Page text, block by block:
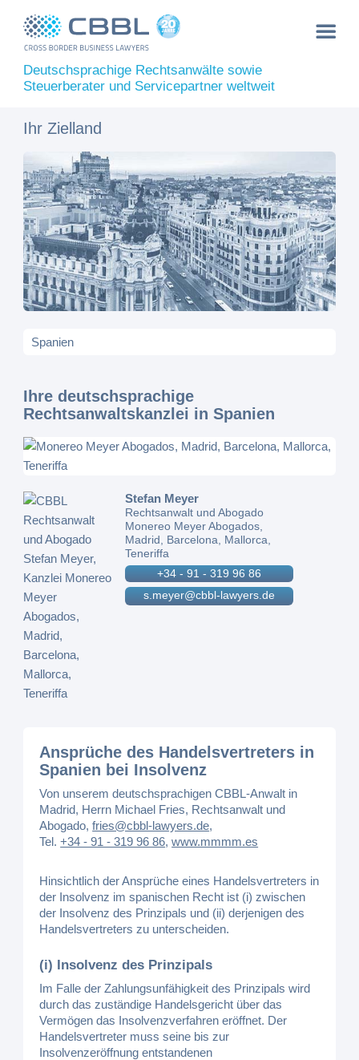
Deutschsprachige Rechtsanwälte sowie
Steuerberater und Servicepartner weltweit
Ihr Zielland
Ihre deutschsprachige
Rechtsanwaltskanzlei in Spanien
Stefan Meyer
Rechtsanwalt und Abogado
Monereo Meyer Abogados,
Madrid, Barcelona, Mallorca,
Teneriffa
+34 - 91 - 319 96 86
s.meyer@cbbl-lawyers.de
Ansprüche des Handelsvertreters in
Spanien bei Insolvenz
Von unserem deutschsprachigen CBBL-Anwalt in
Madrid, Herrn Michael Fries, Rechtsanwalt und
Abogado,fries@cbbl-lawyers.de,
Tel.+34 - 91 - 319 96 86,www.mmmm.es
Hinsichtlich der Ansprüche eines Handelsvertreters in
der Insolvenz im spanischen Recht ist (i) zwischen
der Insolvenz des Prinzipals und (ii) derjenigen des
Handelsvertreters zu unterscheiden.
(i) Insolvenz des Prinzipals
Im Falle der Zahlungsunfähigkeit des Prinzipals wird
durch das zuständige Handelsgericht über das
Vermögen das Insolvenzverfahren eröffnet. Der
Handelsvertreter muss seine bis zur
Insolvenzeröffnung entstandenen